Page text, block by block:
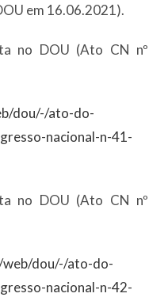
em 16.06.2021).
no DOU (Ato CN nº
dou/-/ato-do-
nacional-n-41-
no DOU (Ato CN nº
dou/-/ato-do-
nacional-n-42-